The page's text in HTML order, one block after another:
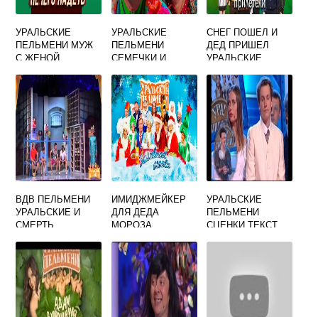
УРАЛЬСКИЕ
ПЕЛЬМЕНИ МУЖ
С ЖЕНОЙ
НЕЧЕГО ОДЕТЬ
УРАЛЬСКИЕ
ПЕЛЬМЕНИ
СЕМЕЧКИ И
СНЕГ ПОШЕЛ И
ДЕД ПРИШЕЛ
УРАЛЬСКИЕ
ВДВ ПЕЛЬМЕНИ
УРАЛЬСКИЕ И
СМЕРТЬ
ИМИДЖМЕЙКЕР
ДЛЯ ДЕДА
МОРОЗА
ПЕЛЬМЕНИ
УРАЛЬСКИЕ
ПЕЛЬМЕНИ
СЦЕНКИ ТЕКСТ